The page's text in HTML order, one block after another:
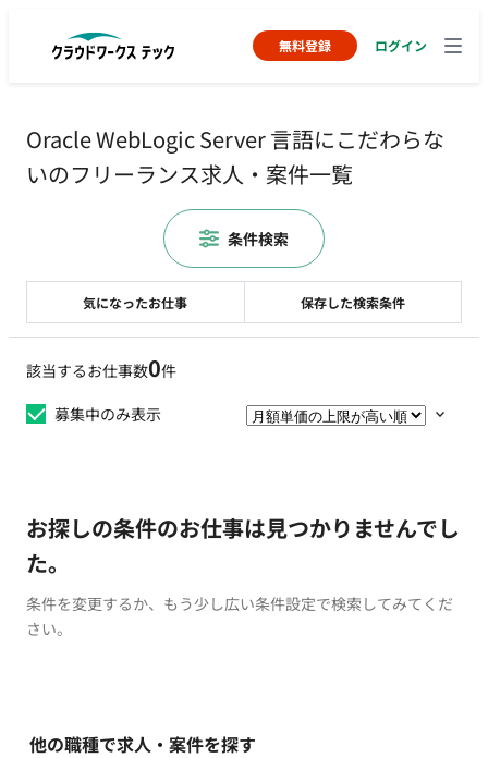
無料登録 ログイン
Oracle WebLogic Server 言語にこだわらな
いのフリーランス求人・案件一覧
該当するお仕事数0件
募集中のみ表示
お探しの条件のお仕事は見つかりませんでし
た。
条件を変更するか、もう少し広い条件設定で検索してみてくだ
さい。
他の職種で求人・案件を探す
気になったお仕事 保存した検索条件
条件検索